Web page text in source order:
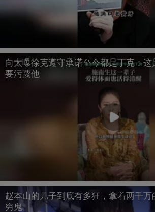
向太曝徐克遵守承诺至今都是丁克：这
要污蔑他
赵本山的儿子到底有多狂，拿着两千
穷鬼